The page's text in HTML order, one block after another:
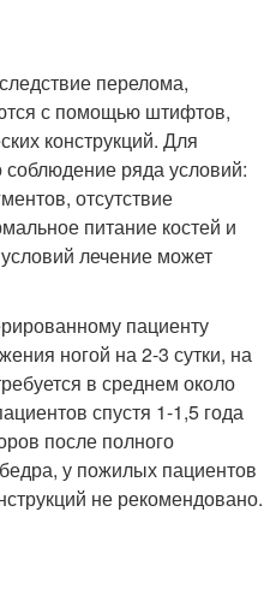
перелома,
с помощью штифтов,
конструкций. Для
ряда условий:
отсутствие
питание костей и
лечение может
пациенту
ногой на 2-3 сутки, на
в среднем около
спустя 1-1,5 года
после полного
у пожилых пациентов
не рекомендовано.